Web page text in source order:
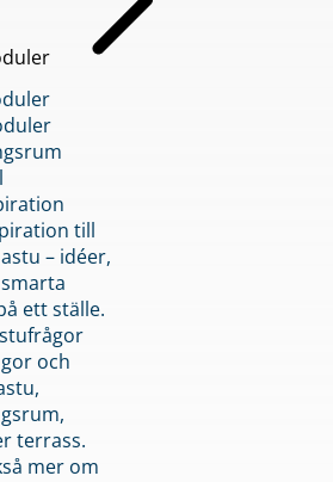
till
– idéer,
ett ställe.
och
terrass.
mer om